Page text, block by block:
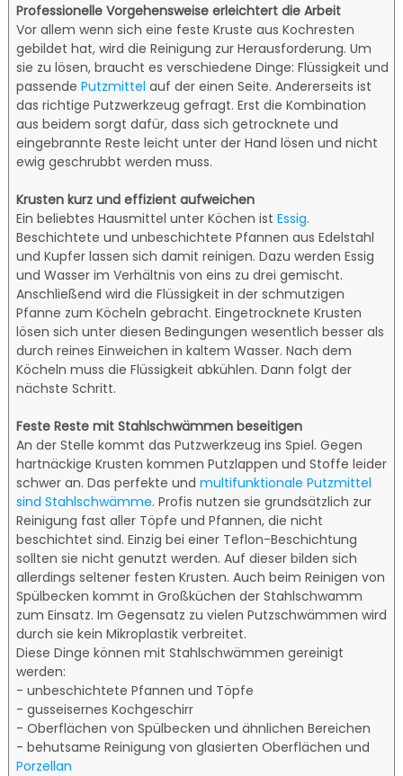
Professionelle Vorgehensweise erleichtert die Arbeit
Vor allem wenn sich eine feste Kruste aus Kochresten
gebildet hat, wird die Reinigung zur Herausforderung. Um
sie zu lösen, braucht es verschiedene Dinge: Flüssigkeit und
passendePutzmittel auf der einen Seite. Andererseits ist
das richtige Putzwerkzeug gefragt. Erst die Kombination
aus beidem sorgt dafür, dass sich getrocknete und
eingebrannte Reste leicht unter der Hand lösen und nicht
ewig geschrubbt werden muss.
Krusten kurz und effizient aufweichen
Ein beliebtes Hausmittel unter Köchen istEssig.
Beschichtete und unbeschichtete Pfannen aus Edelstahl
und Kupfer lassen sich damit reinigen. Dazu werden Essig
und Wasser im Verhältnis von eins zu drei gemischt.
Anschließend wird die Flüssigkeit in der schmutzigen
Pfanne zum Köcheln gebracht. Eingetrocknete Krusten
lösen sich unter diesen Bedingungen wesentlich besser als
durch reines Einweichen in kaltem Wasser. Nach dem
Köcheln muss die Flüssigkeit abkühlen. Dann folgt der
nächste Schritt.
Feste Reste mit Stahlschwämmen beseitigen
An der Stelle kommt das Putzwerkzeug ins Spiel. Gegen
hartnäckige Krusten kommen Putzlappen und Stoffe leider
schwer an. Das perfekte undmultifunktionale Putzmittel
sind Stahlschwämme. Profis nutzen sie grundsätzlich zur
Reinigung fast aller Töpfe und Pfannen, die nicht
beschichtet sind. Einzig bei einer Teflon-Beschichtung
sollten sie nicht genutzt werden. Auf dieser bilden sich
allerdings seltener festen Krusten. Auch beim Reinigen von
Spülbecken kommt in Großküchen der Stahlschwamm
zum Einsatz. Im Gegensatz zu vielen Putzschwämmen wird
durch sie kein Mikroplastik verbreitet.
Diese Dinge können mit Stahlschwämmen gereinigt
werden:
- unbeschichtete Pfannen und Töpfe
- gusseisernes Kochgeschirr
- Oberflächen von Spülbecken und ähnlichen Bereichen
- behutsame Reinigung von glasierten Oberflächen und
Porzellan